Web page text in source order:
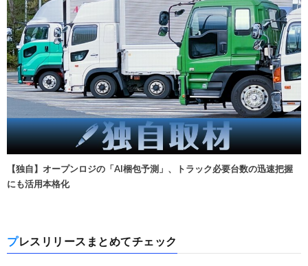
【独自】オープンロジの「AI梱包予測」、トラック必要台数の迅速把握
にも活用本格化
プレスリリースまとめてチェック